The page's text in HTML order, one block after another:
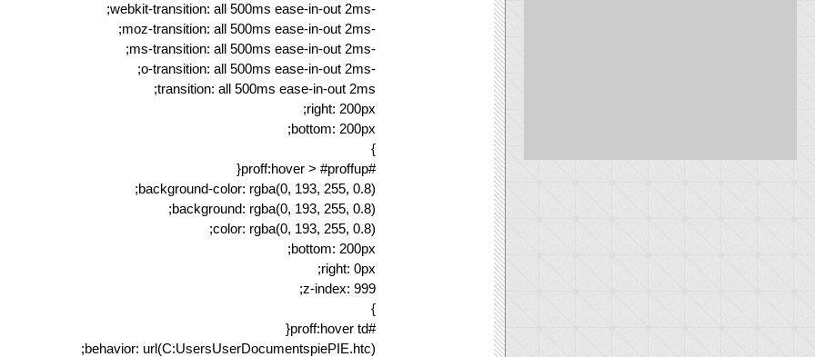
-webkit-transition: all 500ms ease-in-out 2ms;
-moz-transition: all 500ms ease-in-out 2ms;
-ms-transition: all 500ms ease-in-out 2ms;
-o-transition: all 500ms ease-in-out 2ms;
transition: all 500ms ease-in-out 2ms;
right: 200px;
bottom: 200px;
}
#proff:hover > #proffup{
background-color: rgba(0, 193, 255, 0.8);
background: rgba(0, 193, 255, 0.8);
color: rgba(0, 193, 255, 0.8);
bottom: 200px;
right: 0px;
z-index: 999;
}
#proff:hover td{
behavior: url(C:UsersUserDocumentspiePIE.htc);